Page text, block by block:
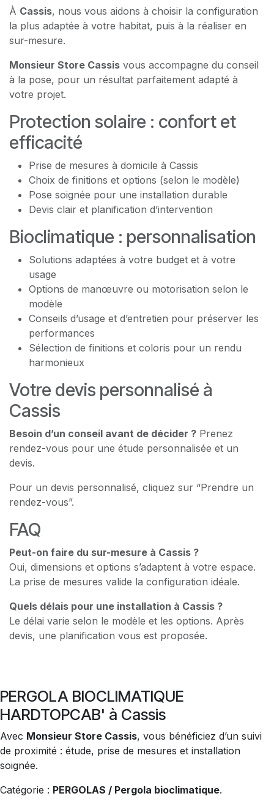
À Cassis, nous vous aidons à choisir la configuration
la plus adaptée à votre habitat, puis à la réaliser en
sur-mesure.
Monsieur Store Cassis vous accompagne du conseil
à la pose, pour un résultat parfaitement adapté à
votre projet.
Protection solaire : confort et
efficacité
Prise de mesures à domicile à Cassis
Choix de finitions et options (selon le modèle)
Pose soignée pour une installation durable
Devis clair et planification d’intervention
Bioclimatique : personnalisation
Solutions adaptées à votre budget et à votre
usage
Options de manœuvre ou motorisation selon le
modèle
Conseils d’usage et d’entretien pour préserver les
performances
Sélection de finitions et coloris pour un rendu
harmonieux
Votre devis personnalisé à
Cassis
Besoin d’un conseil avant de décider ? Prenez
rendez-vous pour une étude personnalisée et un
devis.
Pour un devis personnalisé, cliquez sur “Prendre un
rendez-vous”.
FAQ
Peut-on faire du sur-mesure à Cassis ?
Oui, dimensions et options s’adaptent à votre espace.
La prise de mesures valide la configuration idéale.
Quels délais pour une installation à Cassis ?
Le délai varie selon le modèle et les options. Après
devis, une planification vous est proposée.
PERGOLA BIOCLIMATIQUE
HARDTOPCAB' à Cassis
Avec Monsieur Store Cassis, vous bénéficiez d’un suivi
de proximité : étude, prise de mesures et installation
soignée.
Catégorie : PERGOLAS / Pergola bioclimatique.